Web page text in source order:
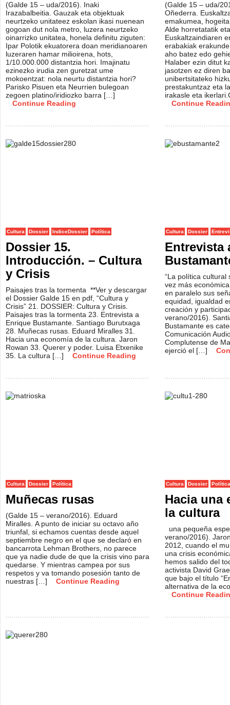
(Galde 15 – uda/2016). Inaki
Irazabalbeitia. Gauzak eta objektuak
neurtzeko unitateez eskolan ikasi nuenean
gogoan dut nola metro, luzera neurtzeko
oinarrizko unitatea, honela definitu ziguten:
Ipar Polotik ekuatorera doan meridianoaren
luzeraren hamar milioirena, hots,
1/10.000.000 distantzia hori. Imajinatu
ezinezko irudia zen guretzat ume
mokoentzat: nola neurtu distantzia hori?
Parisko Pisuen eta Neurrien bulegoan
zegoen platino/iridiozko barra […]
Continue Reading
(Galde 15 – uda/
Oñederra.
emakumea,
Alde horretatatik
Euskaltzaindiaren
erabakiak
aho batez edo
Halaber ezin ditut
jasotzen ez diren
unibertsitateko
prestakuntzaz eta
irakasle eta
Continue
Cultura Dossier IndiceDossier Política
Dossier 15.
Introducción. – Cultura
y Crisis
Paisajes tras la tormenta **Ver y descargar
el Dossier Galde 15 en pdf, “Cultura y
Crisis” 21. DOSSIER: Cultura y Crisis.
Paisajes tras la tormenta 23. Entrevista a
Enrique Bustamante. Santiago Burutxaga
28. Muñecas rusas. Eduard Miralles 31.
Hacia una economía de la cultura. Jaron
Rowan 33. Querer y poder. Luisa Etxenike
35. La cultura […]
Continue Reading
Cultura Dossier
Entrevista
“La política cultural
vez más
en paralelo sus
equidad, igualdad
creación y
verano/2016).
Bustamante es
Comunicación
Complutense de
ejerció el […]
Cultura Dossier Política
Muñecas rusas
(Galde 15 – verano/2016). Eduard
Miralles. A punto de iniciar su octavo año
triunfal, si echamos cuentas desde aquel
septiembre negro en el que se declaró en
bancarrota Lehman Brothers, no parece
que ya nadie dude de que la crisis vino para
quedarse. Y mientras campea por sus
respetos y va tomando posesión tanto de
nuestras […]
Continue Reading
Cultura Dossier Política
Hacia una
la cultura
una pequeña
verano/2016).
2012, cuando el
una crisis
hemos salido del
activista David
que bajo el título
alternativa de la
Continue